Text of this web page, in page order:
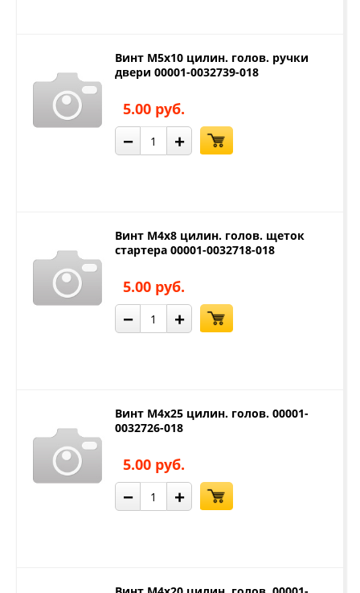
Винт М5х10 цилин. голов. ручки
двери 00001-0032739-018
5.00 руб.
− +
Винт М4х8 цилин. голов. щеток
стартера 00001-0032718-018
5.00 руб.
− +
Винт М4х25 цилин. голов. 00001-
0032726-018
5.00 руб.
− +